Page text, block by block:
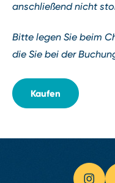
anschließend nicht
Bitte legen Sie beim
die Sie bei der
Kaufen